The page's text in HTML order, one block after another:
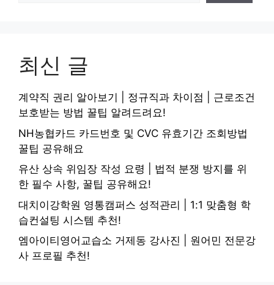
최신 글
계약직 권리 알아보기 | 정규직과 차이점 | 근로조건
보호받는 방법 꿀팁 알려드려요!
NH농협카드 카드번호 및 CVC 유효기간 조회방법
꿀팁 공유해요
유산 상속 위임장 작성 요령 | 법적 분쟁 방지를 위
한 필수 사항, 꿀팁 공유해요!
대치이강학원 영통캠퍼스 성적관리 | 1:1 맞춤형 학
습컨설팅 시스템 추천!
엠아이티영어교습소 거제동 강사진 | 원어민 전문강
사 프로필 추천!